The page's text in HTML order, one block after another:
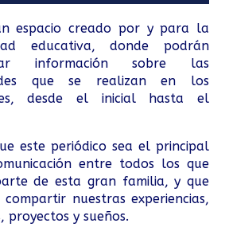
espacio creado por y para la
educativa, donde podrán
información sobre las
que se realizan en los
desde el inicial hasta el
este periódico sea el principal
entre todos los que
de esta gran familia, y que
nuestras experiencias,
proyectos y sueños.